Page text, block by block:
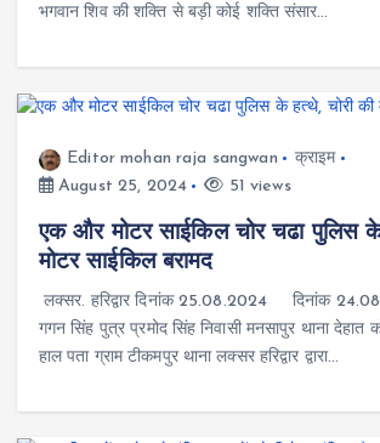
भगवान शिव की शक्ति से बड़ी कोई शक्ति संसार…
Editor mohan raja sangwan
क्राइम
August 25, 2024
51 views
एक और मोटर साईकिल चोर चढा पुलिस के
मोटर साईकिल बरामद
लक्सर. हरिद्वार दिनांक 25.08.2024 दिनांक
गगन सिंह पुत्र प्रमोद सिंह निवासी मनसापुर थाना देहात
हाल पता ग्राम टीकमपुर थाना लक्सर हरिद्वार द्वारा…